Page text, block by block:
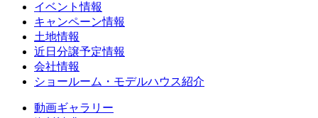
イベント情報
キャンペーン情報
土地情報
近日分譲予定情報
会社情報
ショールーム・モデルハウス紹介
動画ギャラリー